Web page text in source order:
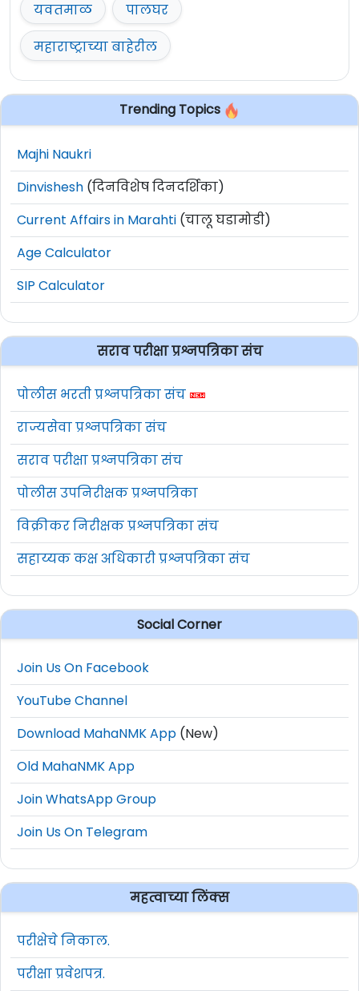
यवतमाळ
पालघर
महाराष्ट्राच्या बाहेरील
Trending Topics
Majhi Naukri
Dinvishesh (दिनविशेष दिनदर्शिका)
Current Affairs in Marahti (चालू घडामोडी)
Age Calculator
SIP Calculator
सराव परीक्षा प्रश्नपत्रिका संच
पोलीस भरती प्रश्नपत्रिका संच
राज्यसेवा प्रश्नपत्रिका संच
सराव परीक्षा प्रश्नपत्रिका संच
पोलीस उपनिरीक्षक प्रश्नपत्रिका
विक्रीकर निरीक्षक प्रश्नपत्रिका संच
सहाय्यक कक्ष अधिकारी प्रश्नपत्रिका संच
Social Corner
Join Us On Facebook
YouTube Channel
Download MahaNMK App (New)
Old MahaNMK App
Join WhatsApp Group
Join Us On Telegram
महत्वाच्या लिंक्स
परीक्षेचे निकाल.
परीक्षा प्रवेशपत्र.